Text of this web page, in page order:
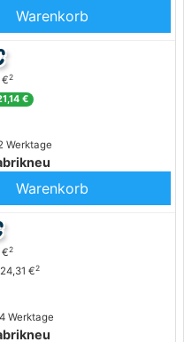
Warenkorb
Werktage
€2
€
Warenkorb
Werktage
€2
€2